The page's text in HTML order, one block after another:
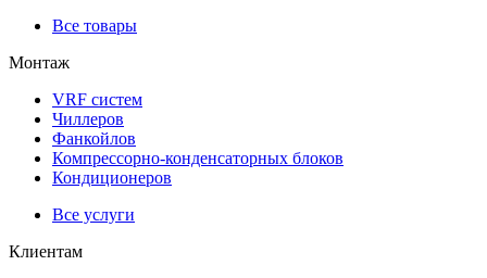
Все товары
Монтаж
VRF систем
Чиллеров
Фанкойлов
Компрессорно-конденсаторных блоков
Кондиционеров
Все услуги
Клиентам